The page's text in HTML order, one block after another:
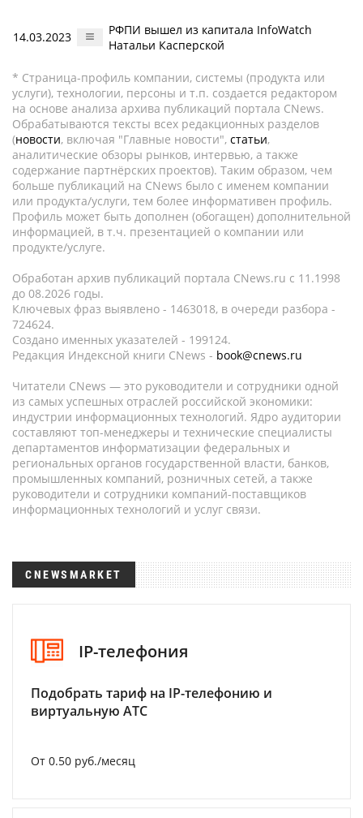
14.03.2023
РФПИ вышел из капитала InfoWatch
Натальи Касперской
* Страница-профиль компании, системы (продукта или
услуги), технологии, персоны и т.п. создается редактором
на основе анализа архива публикаций портала CNews.
Обрабатываются тексты всех редакционных разделов
(новости, включая "Главные новости", статьи,
аналитические обзоры рынков, интервью, а также
содержание партнёрских проектов). Таким образом, чем
больше публикаций на CNews было с именем компании
или продукта/услуги, тем более информативен профиль.
Профиль может быть дополнен (обогащен) дополнительной
информацией, в т.ч. презентацией о компании или
продукте/услуге.
Обработан архив публикаций портала CNews.ru c 11.1998
до 08.2026 годы.
Ключевых фраз выявлено - 1463018, в очереди разбора -
724624.
Создано именных указателей - 199124.
Редакция Индексной книги CNews - book@cnews.ru
Читатели CNews — это руководители и сотрудники одной
из самых успешных отраслей российской экономики:
индустрии информационных технологий. Ядро аудитории
составляют топ-менеджеры и технические специалисты
департаментов информатизации федеральных и
региональных органов государственной власти, банков,
промышленных компаний, розничных сетей, а также
руководители и сотрудники компаний-поставщиков
информационных технологий и услуг связи.
CNEWSMARKET
IP-телефония
Подобрать тариф на IP-телефонию и
виртуальную АТС
От 0.50 руб./месяц